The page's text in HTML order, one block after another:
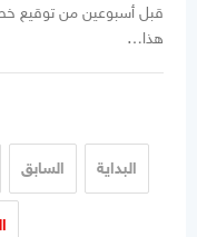
قبل أسبوعين من توقيع
هذا…
البداية السابق